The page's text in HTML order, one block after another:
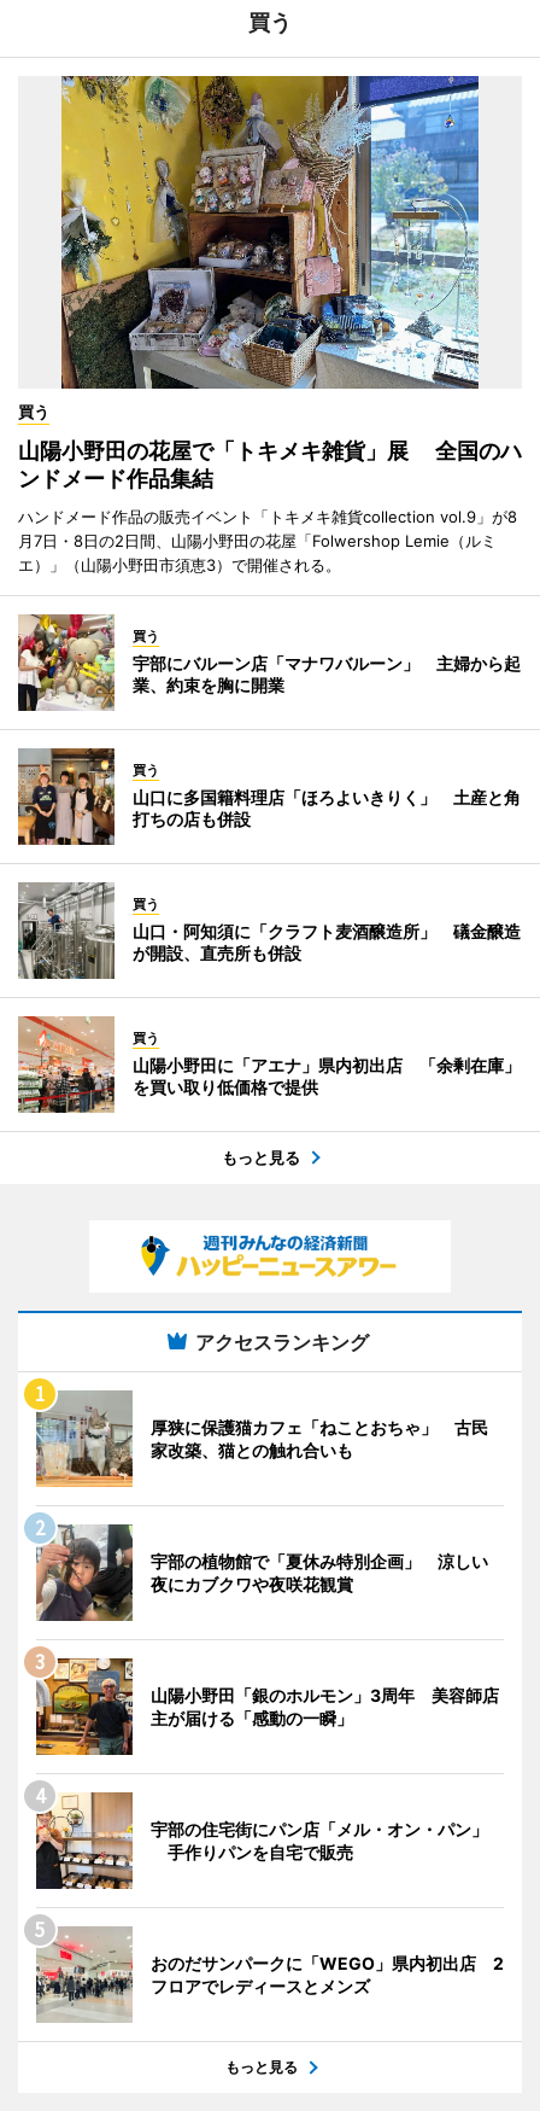
買う
買う
山陽小野田の花屋で「トキメキ雑貨」展 全国のハ
ンドメード作品集結
ハンドメード作品の販売イベント「トキメキ雑貨collection vol.9」が8
月7日・8日の2日間、山陽小野田の花屋「Folwershop Lemie（ルミ
エ）」（山陽小野田市須恵3）で開催される。
買う
宇部にバルーン店「マナワバルーン」 主婦から起
業、約束を胸に開業
買う
山口に多国籍料理店「ほろよいきりく」 土産と角
打ちの店も併設
買う
山口・阿知須に「クラフト麦酒醸造所」 礒金醸造
が開設、直売所も併設
買う
山陽小野田に「アエナ」県内初出店 「余剰在庫」
を買い取り低価格で提供
もっと見る
アクセスランキング
厚狭に保護猫カフェ「ねことおちゃ」 古民
家改築、猫との触れ合いも
宇部の植物館で「夏休み特別企画」 涼しい
夜にカブクワや夜咲花観賞
山陽小野田「銀のホルモン」3周年 美容師店
主が届ける「感動の一瞬」
宇部の住宅街にパン店「メル・オン・パン」
手作りパンを自宅で販売
おのだサンパークに「WEGO」県内初出店 2
フロアでレディースとメンズ
もっと見る